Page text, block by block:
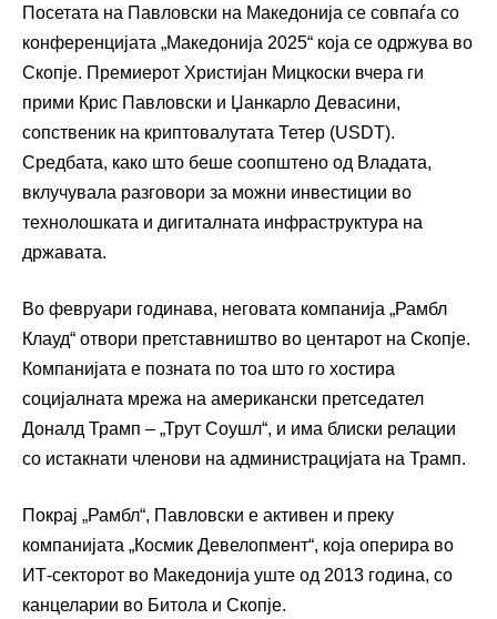
Посетата на Павловски на Македонија се совпаѓа со
конференцијата „Македонија 2025“ која се одржува во
Скопје. Премиерот Христијан Мицкоски вчера ги
прими Крис Павловски и Џанкарло Девасини,
сопственик на криптовалутата Тетер (USDT).
Средбата, како што беше соопштено од Владата,
вклучувала разговори за можни инвестиции во
технолошката и дигиталната инфраструктура на
државата.
Во февруари годинава, неговата компанија „Рамбл
Клауд“ отвори претставништво во центарот на Скопје.
Компанијата е позната по тоа што го хостира
социјалната мрежа на американски претседател
Доналд Трамп – „Трут Соушл“, и има блиски релации
со истакнати членови на администрацијата на Трамп.
Покрај „Рамбл“, Павловски е активен и преку
компанијата „Космик Девелопмент“, која оперира во
ИТ-секторот во Македонија уште од 2013 година, со
канцеларии во Битола и Скопје.